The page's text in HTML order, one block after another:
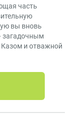
часть
вы вновь
загадочным
и отважной